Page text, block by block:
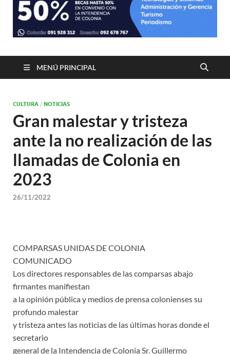
MENÚ PRINCIPAL
CULTURA / NOTICIAS
Gran malestar y tristeza
ante la no realización de las
llamadas de Colonia en
2023
26/11/2022
COMPARSAS UNIDAS DE COLONIA
COMUNICADO
Los directores responsables de las comparsas abajo
firmantes manifiestan
a la opinión pública y medios de prensa colonienses su
profundo malestar
y tristeza antes las noticias de las últimas horas donde el
secretario
general de la Intendencia de Colonia Sr. Guillermo